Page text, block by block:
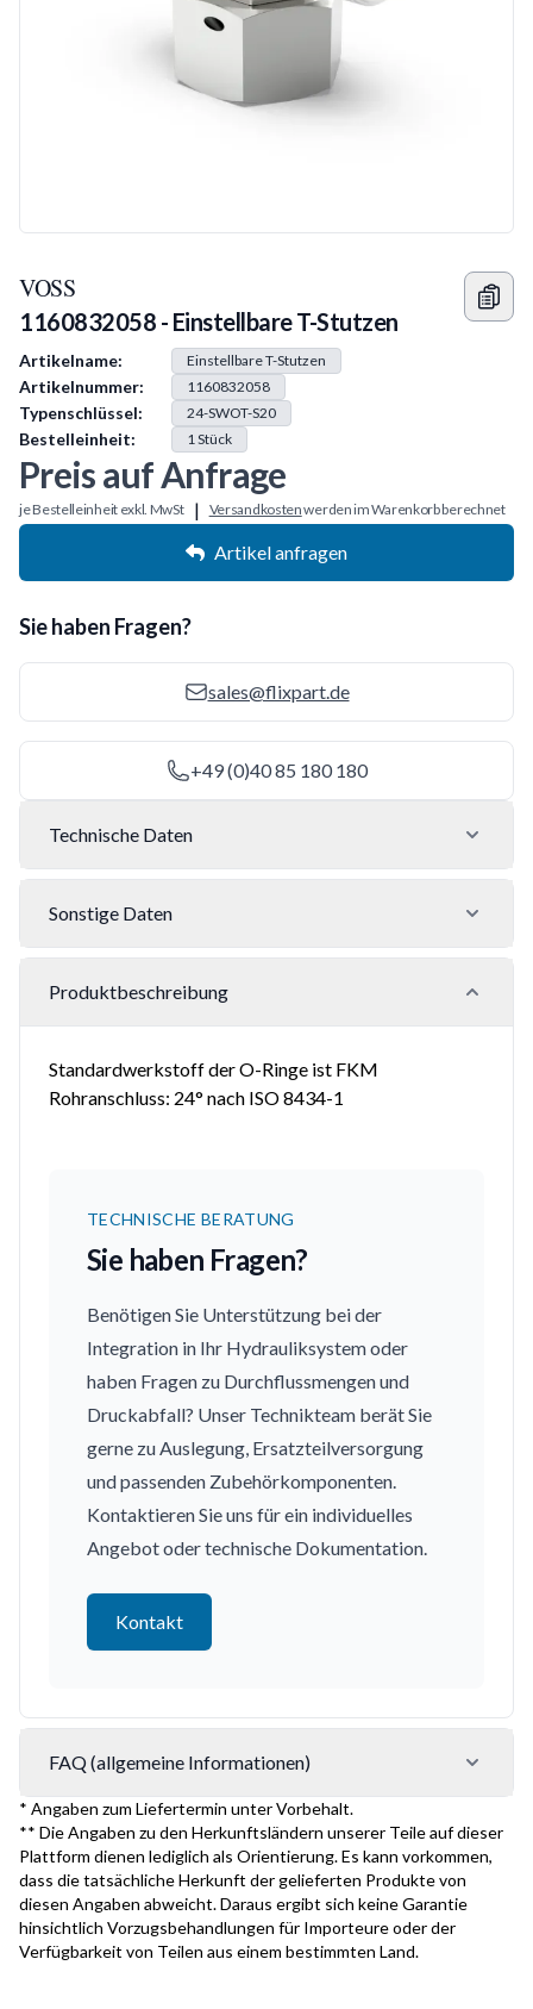
VOSS
1160832058 - Einstellbare T-Stutzen
Produkt Information
Artikelname: Einstellbare T-Stutzen
Artikelnummer: 1160832058
Typenschlüssel: 24-SWOT-S20
Bestelleinheit: 1Stück
Preis auf Anfrage
je Bestelleinheit exkl. MwSt | Versandkostenwerden im Warenkorb berechnet
Artikel anfragen
Sie haben Fragen?
sales@flixpart.de
+49 (0)40 85 180 180
Technische Daten
Sonstige Daten
Produktbeschreibung
Standardwerkstoff der O-Ringe ist FKM
Rohranschluss: 24° nach ISO 8434-1
TECHNISCHE BERATUNG
Sie haben Fragen?
Benötigen Sie Unterstützung bei der
Integration in Ihr Hydrauliksystem oder
haben Fragen zu Durchflussmengen und
Druckabfall? Unser Technikteam berät Sie
gerne zu Auslegung, Ersatzteilversorgung
und passenden Zubehörkomponenten.
Kontaktieren Sie uns für ein individuelles
Angebot oder technische Dokumentation.
Kontakt
FAQ (allgemeine Informationen)
* Angaben zum Liefertermin unter Vorbehalt.
** Die Angaben zu den Herkunftsländern unserer Teile auf dieser
Plattform dienen lediglich als Orientierung. Es kann vorkommen,
dass die tatsächliche Herkunft der gelieferten Produkte von
diesen Angaben abweicht. Daraus ergibt sich keine Garantie
hinsichtlich Vorzugsbehandlungen für Importeure oder der
Verfügbarkeit von Teilen aus einem bestimmten Land.